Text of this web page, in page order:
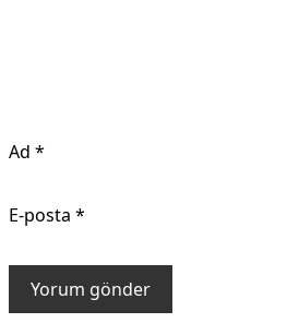
Ad *
E-posta *